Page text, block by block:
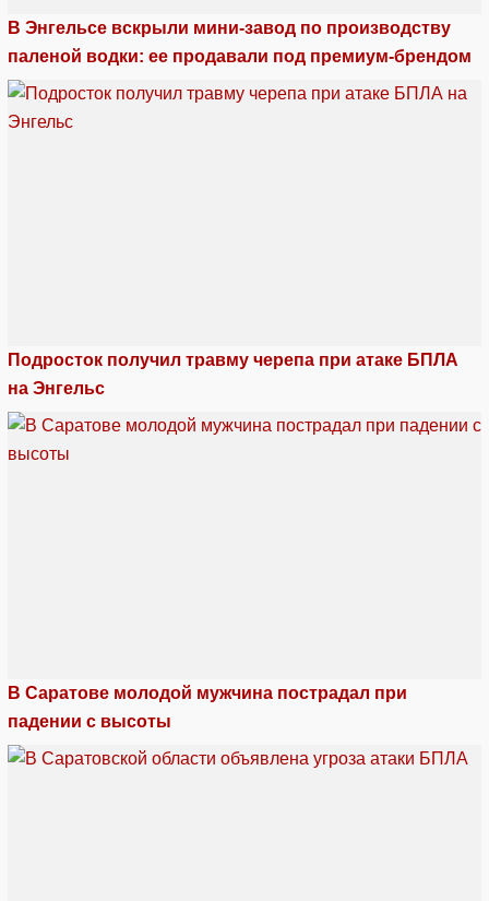
В Энгельсе вскрыли мини-завод по производству
паленой водки: ее продавали под премиум-брендом
Подросток получил травму черепа при атаке БПЛА
на Энгельс
В Саратове молодой мужчина пострадал при
падении с высоты